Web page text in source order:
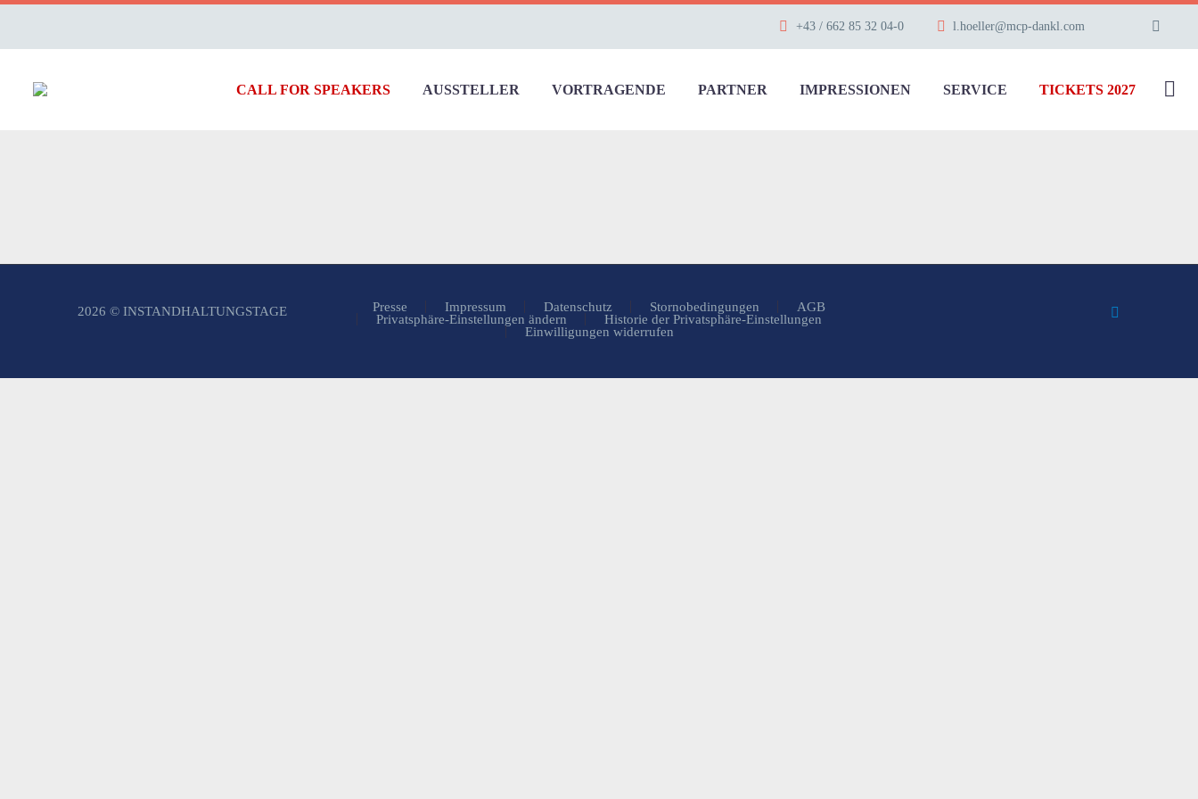
+43 / 662 85 32 04-0 l.hoeller@mcp-dankl.com
CALL FOR SPEAKERS AUSSTELLER VORTRAGENDE PARTNER IMPRESSIONEN SERVICE TICKETS 2027
Presse Impressum Datenschutz Stornobedingungen
AGB
Privatsphäre-Einstellungen ändern
Historie der Privatsphäre-Einstellungen
Einwilligungen widerrufen
2026 © INSTANDHALTUNGSTAGE